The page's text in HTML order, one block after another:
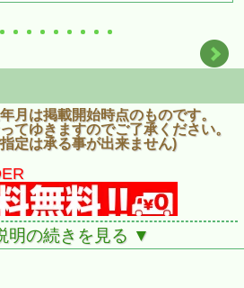
月は掲載開始時点のものです。
てゆきますのでご了承ください。
定は承る事が出来ません)
明の続きを見る ▼